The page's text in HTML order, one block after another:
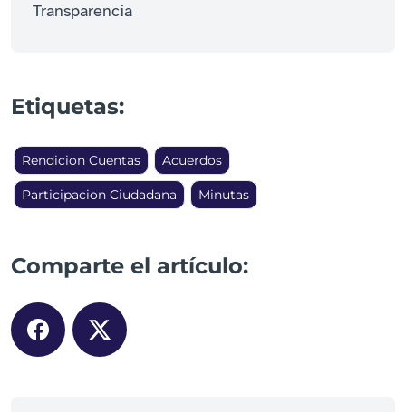
Transparencia
Etiquetas:
Rendicion Cuentas Acuerdos
Participacion Ciudadana Minutas
Comparte el artículo: